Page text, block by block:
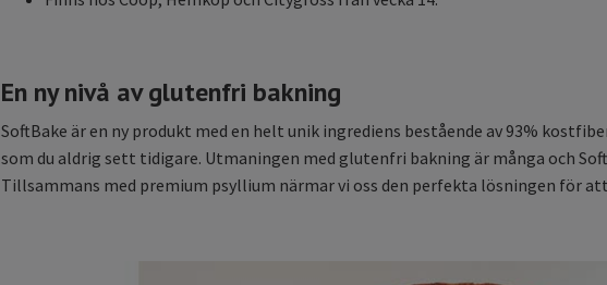
En ny nivå av glutenfri bakning
SoftBake är en ny produkt med en helt unik ingrediens bestående av 93%
som du aldrig sett tidigare. Utmaningen med glutenfri bakning är många och
Tillsammans med premium psyllium närmar vi oss den perfekta lösningen för